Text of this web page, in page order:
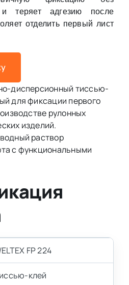
теряет адгезию после
отделить первый лист
дисперсионный тиссью-
для фиксации первого
рулонных
изделий.
раствор
с функциональными
FP 224
клей